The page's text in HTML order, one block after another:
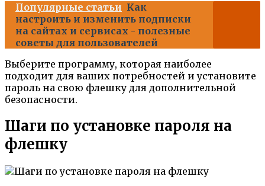
Популярные статьи Как
настроить и изменить подписки
на сайтах и сервисах - полезные
советы для пользователей
Выберите программу, которая наиболее
подходит для ваших потребностей и установите
пароль на свою флешку для дополнительной
безопасности.
Шаги по установке пароля на
флешку